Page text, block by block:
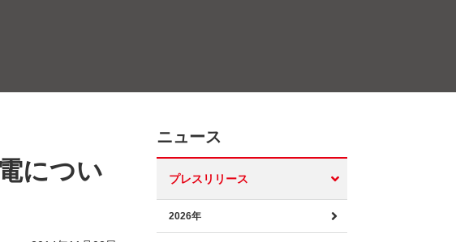
につい
ニュース
プレスリリース
2026年